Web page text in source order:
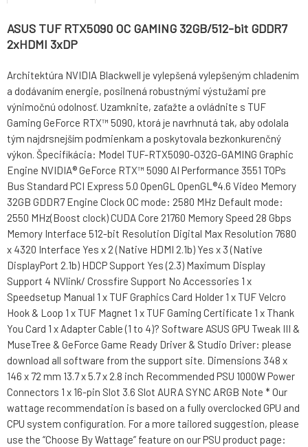
ASUS TUF RTX5090 OC GAMING 32GB/512-bit GDDR7
2xHDMI 3xDP
Architektúra NVIDIA Blackwell je vylepšená vylepšeným chladením
a dodávaním energie, posilnená robustnými výstužami pre
výnimočnú odolnosť. Uzamknite, zaťažte a ovládnite s TUF
Gaming GeForce RTX™ 5090, ktorá je navrhnutá tak, aby odolala
tým najdrsnejším podmienkam a poskytovala bezkonkurenčný
výkon. Špecifikácia: Model TUF-RTX5090-O32G-GAMING Graphic
Engine NVIDIA® GeForce RTX™ 5090 AI Performance 3551 TOPs
Bus Standard PCI Express 5.0 OpenGL OpenGL®4.6 Video Memory
32GB GDDR7 Engine Clock OC mode: 2580 MHz Default mode:
2550 MHz(Boost clock) CUDA Core 21760 Memory Speed 28 Gbps
Memory Interface 512-bit Resolution Digital Max Resolution 7680
x 4320 Interface Yes x 2 (Native HDMI 2.1b) Yes x 3 (Native
DisplayPort 2.1b) HDCP Support Yes (2.3) Maximum Display
Support 4 NVlink/ Crossfire Support No Accessories 1 x
Speedsetup Manual 1 x TUF Graphics Card Holder 1 x TUF Velcro
Hook & Loop 1 x TUF Magnet 1 x TUF Gaming Certificate 1 x Thank
You Card 1 x Adapter Cable (1 to 4)? Software ASUS GPU Tweak III &
MuseTree & GeForce Game Ready Driver & Studio Driver: please
download all software from the support site. Dimensions 348 x
146 x 72 mm 13.7 x 5.7 x 2.8 inch Recommended PSU 1000W Power
Connectors 1 x 16-pin Slot 3.6 Slot AURA SYNC ARGB Note * Our
wattage recommendation is based on a fully overclocked GPU and
CPU system configuration. For a more tailored suggestion, please
use the “Choose By Wattage” feature on our PSU product page: